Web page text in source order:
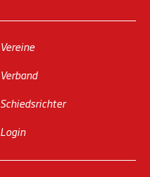
Vereine
Verband
Schiedsrichter
Login